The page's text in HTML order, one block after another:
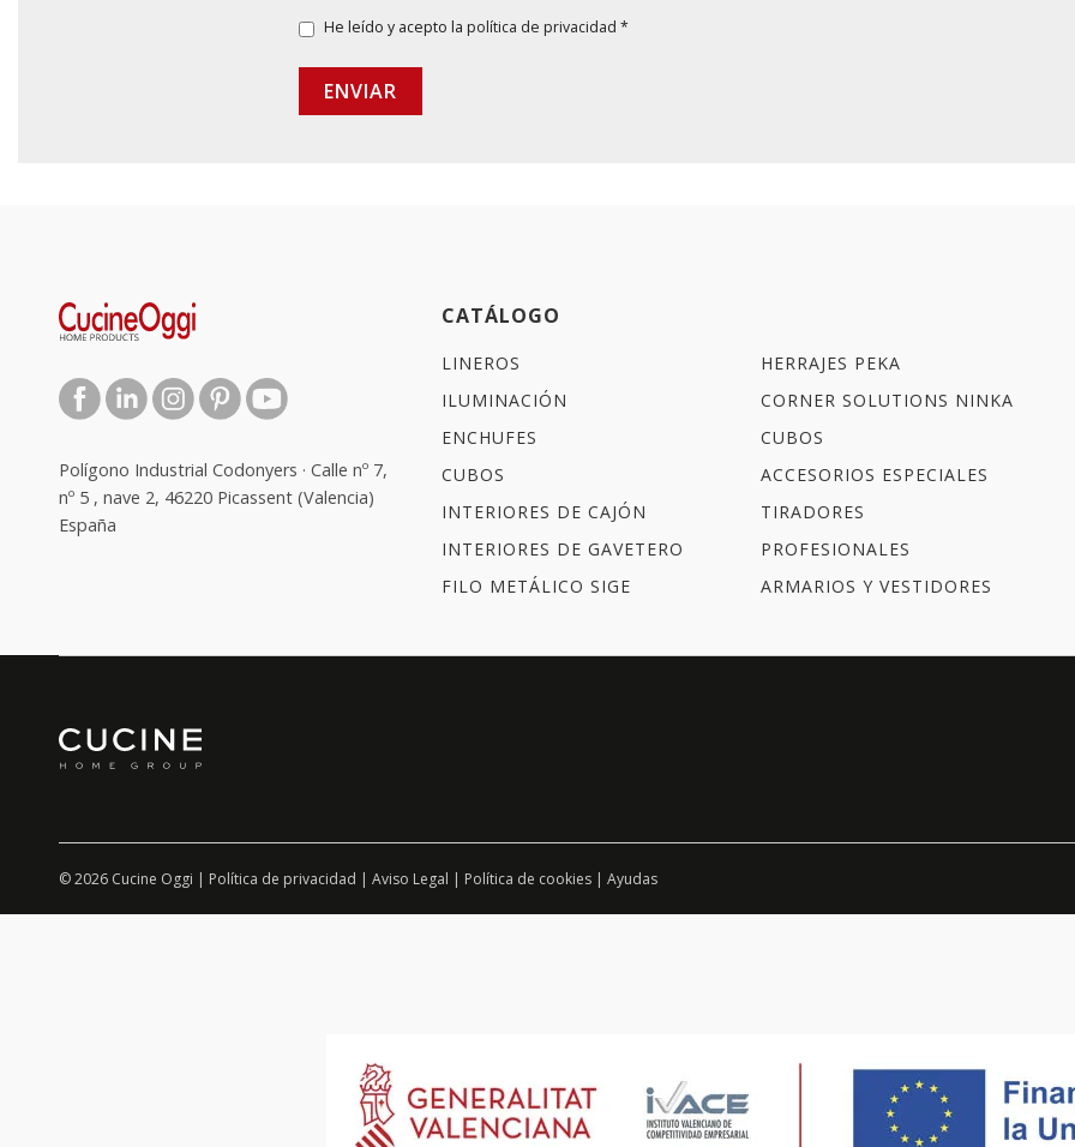
He leído y acepto la política de privacidad *
ENVIAR
Polígono Industrial Codonyers · Calle nº 7,
nº 5 , nave 2, 46220 Picassent (Valencia)
España
CATÁLOGO
LINEROS
ILUMINACIÓN
ENCHUFES
CUBOS
INTERIORES DE CAJÓN
INTERIORES DE GAVETERO
FILO METÁLICO SIGE
HERRAJES PEKA
CORNER SOLUTIONS NINKA
CUBOS
ACCESORIOS ESPECIALES
TIRADORES
PROFESIONALES
ARMARIOS Y VESTIDORES
© 2026 Cucine Oggi | Política de privacidad | Aviso Legal | Política de cookies| Ayudas